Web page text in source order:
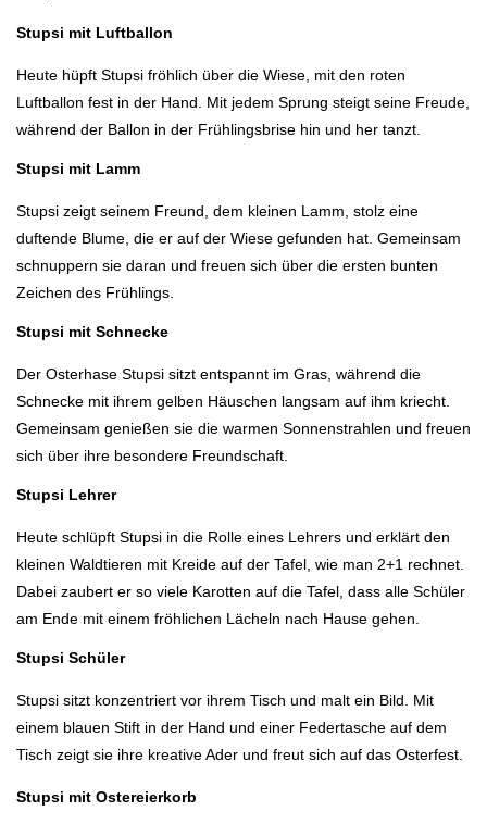
Stupsi mit Luftballon
Heute hüpft Stupsi fröhlich über die Wiese, mit den roten
Luftballon fest in der Hand. Mit jedem Sprung steigt seine Freude,
während der Ballon in der Frühlingsbrise hin und her tanzt.
Stupsi mit Lamm
Stupsi zeigt seinem Freund, dem kleinen Lamm, stolz eine
duftende Blume, die er auf der Wiese gefunden hat. Gemeinsam
schnuppern sie daran und freuen sich über die ersten bunten
Zeichen des Frühlings.
Stupsi mit Schnecke
Der Osterhase Stupsi sitzt entspannt im Gras, während die
Schnecke mit ihrem gelben Häuschen langsam auf ihm kriecht.
Gemeinsam genießen sie die warmen Sonnenstrahlen und freuen
sich über ihre besondere Freundschaft.
Stupsi Lehrer
Heute schlüpft Stupsi in die Rolle eines Lehrers und erklärt den
kleinen Waldtieren mit Kreide auf der Tafel, wie man 2+1 rechnet.
Dabei zaubert er so viele Karotten auf die Tafel, dass alle Schüler
am Ende mit einem fröhlichen Lächeln nach Hause gehen.
Stupsi Schüler
Stupsi sitzt konzentriert vor ihrem Tisch und malt ein Bild. Mit
einem blauen Stift in der Hand und einer Federtasche auf dem
Tisch zeigt sie ihre kreative Ader und freut sich auf das Osterfest.
Stupsi mit Ostereierkorb